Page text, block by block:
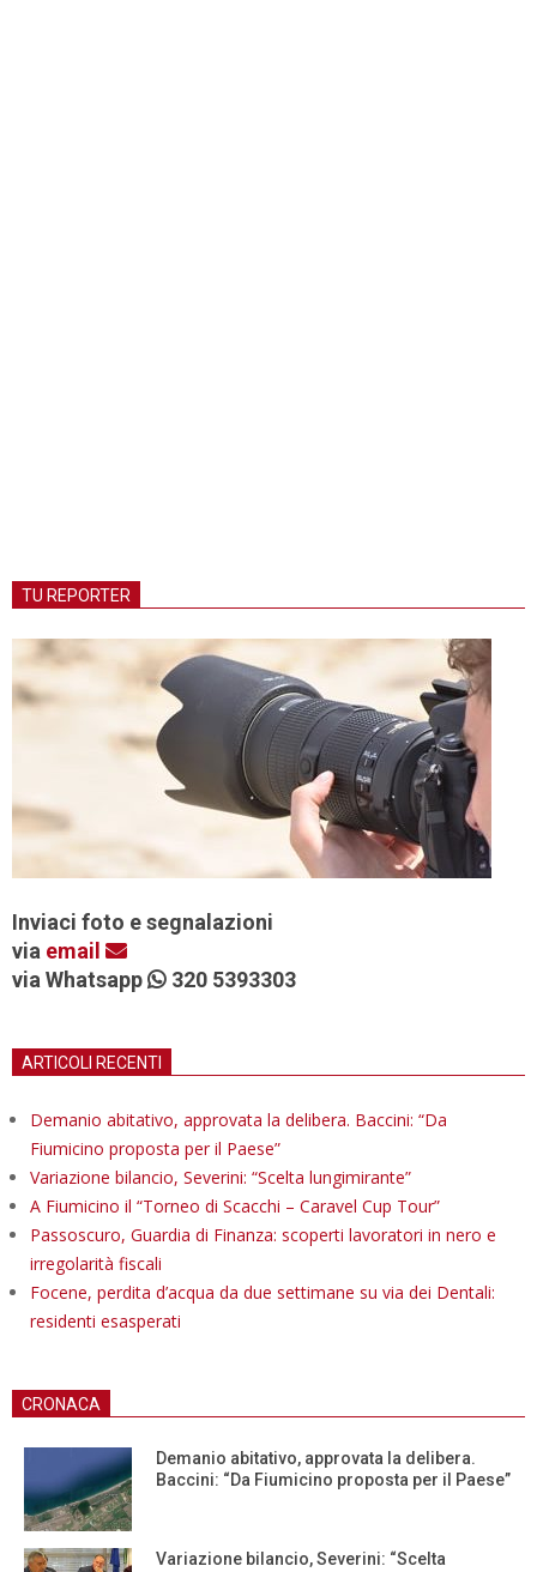
TU REPORTER
Inviaci foto e segnalazioni
via email
via Whatsapp
320 5393303
ARTICOLI RECENTI
Demanio abitativo, approvata la delibera. Baccini: “Da
Fiumicino proposta per il Paese”
Variazione bilancio, Severini: “Scelta lungimirante”
A Fiumicino il “Torneo di Scacchi – Caravel Cup Tour”
Passoscuro, Guardia di Finanza: scoperti lavoratori in nero e
irregolarità fiscali
Focene, perdita d’acqua da due settimane su via dei Dentali:
residenti esasperati
CRONACA
Demanio abitativo, approvata la delibera.
Baccini: “Da Fiumicino proposta per il Paese”
Variazione bilancio, Severini: “Scelta